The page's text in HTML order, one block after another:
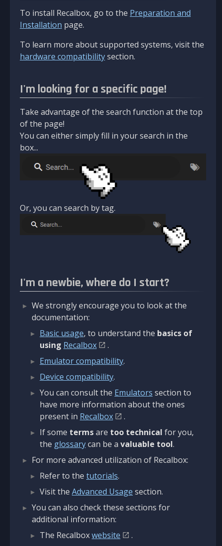
To install Recalbox, go to the Preparation and
Installation page.
To learn more about supported systems, visit the
hardware compatibilitysection.
I'm looking for a specific page!
Take advantage of the search function at the top
of the page!
You can either simply fill in your search in the
box...
Or, you can search by tag.
I'm a newbie, where do I start?
We strongly encourage you to look at the
documentation:
Basic usage, to understand the basics of
using Recalbox
.
Emulator compatibility.
Device compatibility.
You can consult the Emulators section to
have more information about the ones
present in Recalbox
.
If some termsare too technical for you,
the glossarycan be a valuable tool.
For more advanced utilization of Recalbox:
Refer to the tutorials.
Visit the Advanced Usage section.
You can also check these sections for
additional information:
The Recalboxwebsite
.